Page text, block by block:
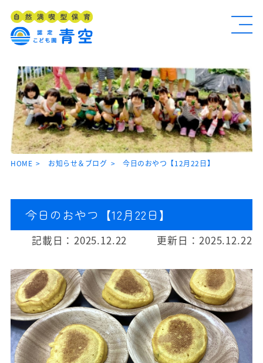
HOME お知らせ＆ブログ 今日のおやつ【12月22日】
今日のおやつ【12月22日】
記載日： 2025.12.22 更新日： 2025.12.22